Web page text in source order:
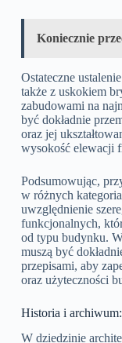
Koniecznie
Ostateczne
także z uskokiem
zabudowami na
być dokładnie
oraz jej
wysokość elewacji
Podsumowując,
w różnych
uwzględnienie
funkcjonalnych,
od typu budynku.
muszą być
przepisami, aby
oraz użyteczności
Historia i
W dziedzinie